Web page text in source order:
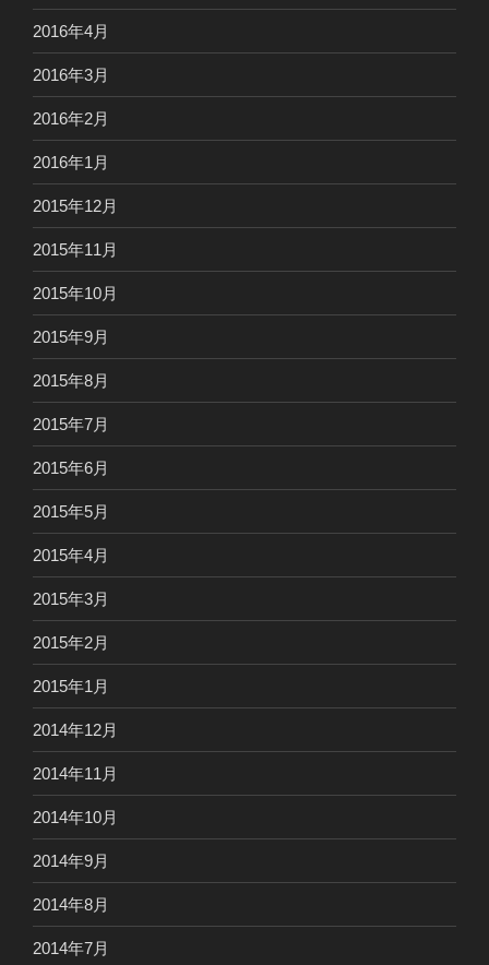
2016年4月
2016年3月
2016年2月
2016年1月
2015年12月
2015年11月
2015年10月
2015年9月
2015年8月
2015年7月
2015年6月
2015年5月
2015年4月
2015年3月
2015年2月
2015年1月
2014年12月
2014年11月
2014年10月
2014年9月
2014年8月
2014年7月